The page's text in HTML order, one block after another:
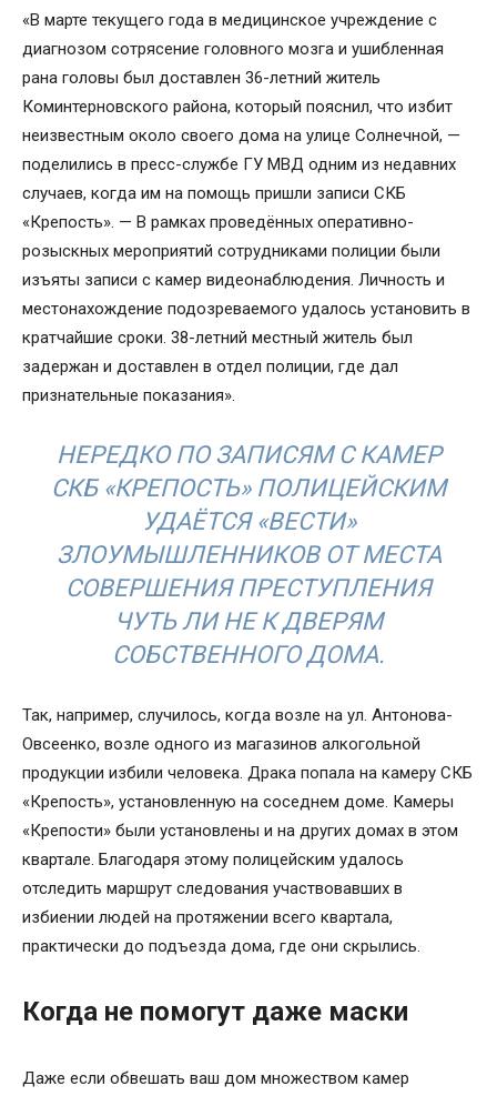
«В марте текущего года в медицинское учреждение с
диагнозом сотрясение головного мозга и ушибленная
рана головы был доставлен 36-летний житель
Коминтерновского района, который пояснил, что избит
неизвестным около своего дома на улице Солнечной, —
поделились в пресс-службе ГУ МВД одним из недавних
случаев, когда им на помощь пришли записи СКБ
«Крепость». — В рамках проведённых оперативно-
розыскных мероприятий сотрудниками полиции были
изъяты записи с камер видеонаблюдения. Личность и
местонахождение подозреваемого удалось установить в
кратчайшие сроки. 38-летний местный житель был
задержан и доставлен в отдел полиции, где дал
признательные показания».
НЕРЕДКО ПО ЗАПИСЯМ С КАМЕР
СКБ «КРЕПОСТЬ» ПОЛИЦЕЙСКИМ
УДАЁТСЯ «ВЕСТИ»
ЗЛОУМЫШЛЕННИКОВ ОТ МЕСТА
СОВЕРШЕНИЯ ПРЕСТУПЛЕНИЯ
ЧУТЬ ЛИ НЕ К ДВЕРЯМ
СОБСТВЕННОГО ДОМА.
Так, например, случилось, когда возле на ул. Антонова-
Овсеенко, возле одного из магазинов алкогольной
продукции избили человека. Драка попала на камеру СКБ
«Крепость», установленную на соседнем доме. Камеры
«Крепости» были установлены и на других домах в этом
квартале. Благодаря этому полицейским удалось
отследить маршрут следования участвовавших в
избиении людей на протяжении всего квартала,
практически до подъезда дома, где они скрылись.
Когда не помогут даже маски
Даже если обвешать ваш дом множеством камер